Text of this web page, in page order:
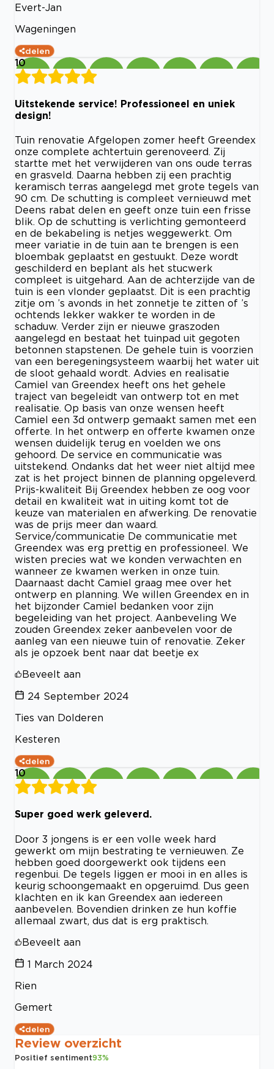
Evert-Jan
Wageningen
delen
10
Uitstekende service! Professioneel en uniek
design!
Tuin renovatie Afgelopen zomer heeft Greendex
onze complete achtertuin gerenoveerd. Zij
startte met het verwijderen van ons oude terras
en grasveld. Daarna hebben zij een prachtig
keramisch terras aangelegd met grote tegels van
90 cm. De schutting is compleet vernieuwd met
Deens rabat delen en geeft onze tuin een frisse
blik. Op de schutting is verlichting gemonteerd
en de bekabeling is netjes weggewerkt. Om
meer variatie in de tuin aan te brengen is een
bloembak geplaatst en gestuukt. Deze wordt
geschilderd en beplant als het stucwerk
compleet is uitgehard. Aan de achterzijde van de
tuin is een vlonder geplaatst. Dit is een prachtig
zitje om ’s avonds in het zonnetje te zitten of ’s
ochtends lekker wakker te worden in de
schaduw. Verder zijn er nieuwe graszoden
aangelegd en bestaat het tuinpad uit gegoten
betonnen stapstenen. De gehele tuin is voorzien
van een beregeningsysteem waarbij het water uit
de sloot gehaald wordt. Advies en realisatie
Camiel van Greendex heeft ons het gehele
traject van begeleidt van ontwerp tot en met
realisatie. Op basis van onze wensen heeft
Camiel een 3d ontwerp gemaakt samen met een
offerte. In het ontwerp en offerte kwamen onze
wensen duidelijk terug en voelden we ons
gehoord. De service en communicatie was
uitstekend. Ondanks dat het weer niet altijd mee
zat is het project binnen de planning opgeleverd.
Prijs-kwaliteit Bij Greendex hebben ze oog voor
detail en kwaliteit wat in uiting komt tot de
keuze van materialen en afwerking. De renovatie
was de prijs meer dan waard.
Service/communicatie De communicatie met
Greendex was erg prettig en professioneel. We
wisten precies wat we konden verwachten en
wanneer ze kwamen werken in onze tuin.
Daarnaast dacht Camiel graag mee over het
ontwerp en planning. We willen Greendex en in
het bijzonder Camiel bedanken voor zijn
begeleiding van het project. Aanbeveling We
zouden Greendex zeker aanbevelen voor de
aanleg van een nieuwe tuin of renovatie. Zeker
als je opzoek bent naar dat beetje ex
Beveelt aan
24 September 2024
Ties van Dolderen
Kesteren
delen
10
Super goed werk geleverd.
Door 3 jongens is er een volle week hard
gewerkt om mijn bestrating te vernieuwen. Ze
hebben goed doorgewerkt ook tijdens een
regenbui. De tegels liggen er mooi in en alles is
keurig schoongemaakt en opgeruimd. Dus geen
klachten en ik kan Greendex aan iedereen
aanbevelen. Bovendien drinken ze hun koffie
allemaal zwart, dus dat is erg praktisch.
Beveelt aan
1 March 2024
Rien
Gemert
delen
Review overzicht
Positief sentiment93%